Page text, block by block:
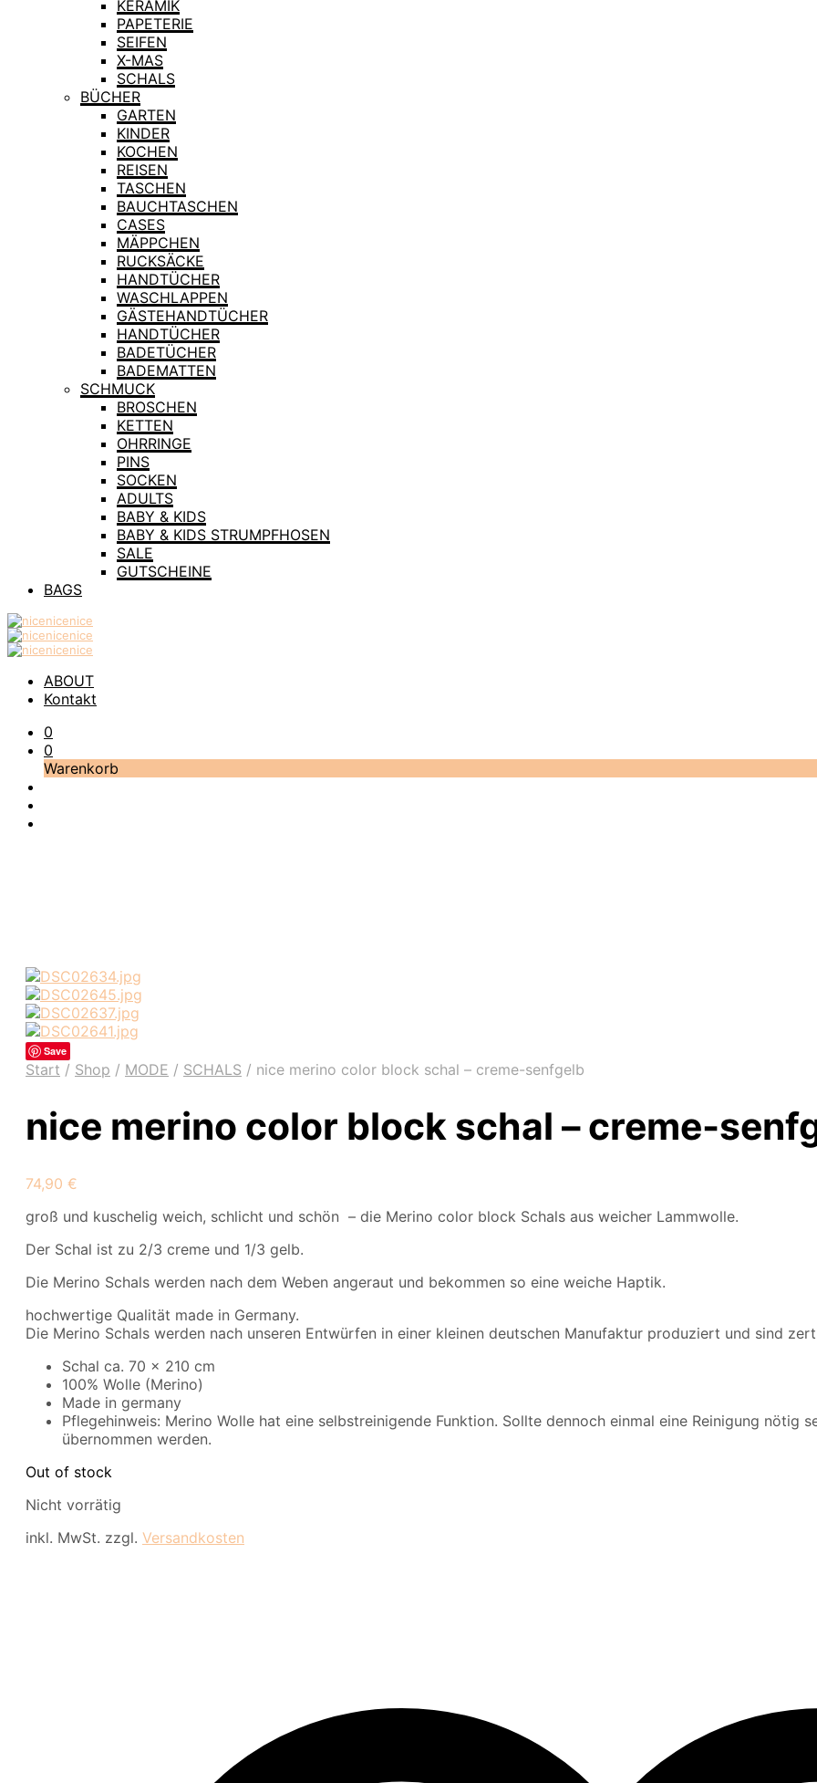
KERAMIK
PAPETERIE
SEIFEN
X-MAS
SCHALS
BÜCHER
GARTEN
KINDER
KOCHEN
REISEN
TASCHEN
BAUCHTASCHEN
CASES
MÄPPCHEN
RUCKSÄCKE
HANDTÜCHER
WASCHLAPPEN
GÄSTEHANDTÜCHER
HANDTÜCHER
BADETÜCHER
BADEMATTEN
SCHMUCK
BROSCHEN
KETTEN
OHRRINGE
PINS
SOCKEN
ADULTS
BABY & KIDS
BABY & KIDS STRUMPFHOSEN
SALE
GUTSCHEINE
BAGS
ABOUT
Kontakt
0
0
Warenkorb
Save
Start / Shop / MODE / SCHALS / nice merino color block schal – creme-senfgelb
nice merino color block schal – creme-
74,90 €
groß und kuschelig weich, schlicht und schön – die Merino color block Schals aus weicher Lammwolle.
Der Schal ist zu 2/3 creme und 1/3 gelb.
Die Merino Schals werden nach dem Weben angeraut und bekommen so eine weiche Haptik.
hochwertige Qualität made in Germany.
Die Merino Schals werden nach unseren Entwürfen in einer kleinen deutschen Manufaktur produziert und sind
Schal ca. 70 x 210 cm
100% Wolle (Merino)
Made in germany
Pflegehinweis: Merino Wolle hat eine selbstreinigende Funktion. Sollte dennoch einmal eine Reinigung nötig
übernommen werden.
Out of stock
Nicht vorrätig
inkl. MwSt. zzgl. Versandkosten